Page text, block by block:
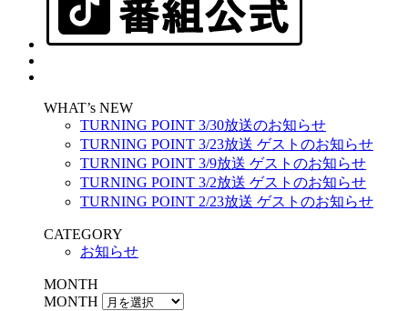
WHAT’s NEW
TURNING POINT 3/30放送のお知らせ
TURNING POINT 3/23放送 ゲストのお知らせ
TURNING POINT 3/9放送 ゲストのお知らせ
TURNING POINT 3/2放送 ゲストのお知らせ
TURNING POINT 2/23放送 ゲストのお知らせ
CATEGORY
お知らせ
MONTH
MONTH